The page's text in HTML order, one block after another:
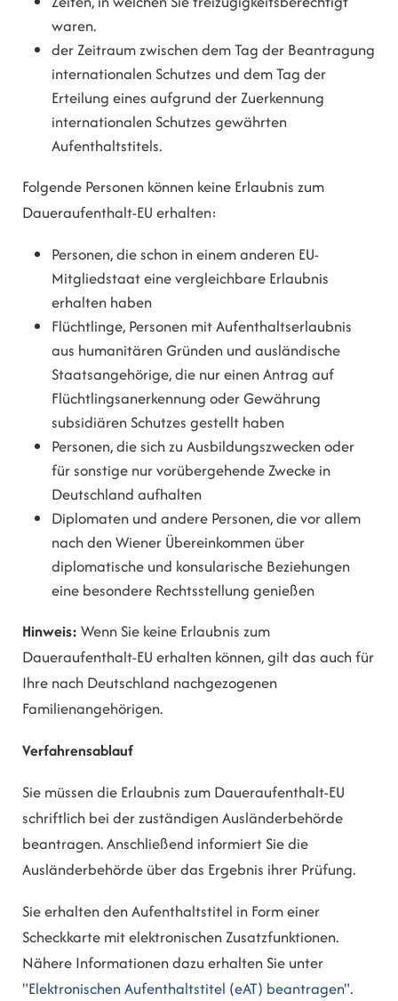
waren.
der Zeitraum zwischen dem Tag der Beantragung
internationalen Schutzes und dem Tag der
Erteilung eines aufgrund der Zuerkennung
internationalen Schutzes gewährten
Aufenthaltstitels.
Folgende Personen können keine Erlaubnis zum
Daueraufenthalt-EU erhalten:
Personen, die schon in einem anderen EU-
Mitgliedstaat eine vergleichbare Erlaubnis
erhalten haben
Flüchtlinge, Personen mit Aufenthaltserlaubnis
aus humanitären Gründen und ausländische
Staatsangehörige, die nur einen Antrag auf
Flüchtlingsanerkennung oder Gewährung
subsidiären Schutzes gestellt haben
Personen, die sich zu Ausbildungszwecken oder
für sonstige nur vorübergehende Zwecke in
Deutschland aufhalten
Diplomaten und andere Personen, die vor allem
nach den Wiener Übereinkommen über
diplomatische und konsularische Beziehungen
eine besondere Rechtsstellung genießen
Hinweis: Wenn Sie keine Erlaubnis zum
Daueraufenthalt-EU erhalten können, gilt das auch für
Ihre nach Deutschland nachgezogenen
Familienangehörigen.
Verfahrensablauf
Sie müssen die Erlaubnis zum Daueraufenthalt-EU
schriftlich bei der zuständigen Ausländerbehörde
beantragen. Anschließend informiert Sie die
Ausländerbehörde über das Ergebnis ihrer Prüfung.
Sie erhalten den Aufenthaltstitel in Form einer
Scheckkarte mit elektronischen Zusatzfunktionen.
Nähere Informationen dazu erhalten Sie unter
"Elektronischen Aufenthaltstitel (eAT) beantragen".